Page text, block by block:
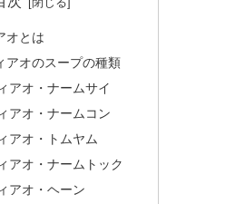
オとは
アオのスープの種類
アオ・ナームサイ
アオ・ナームコン
アオ・トムヤム
アオ・ナームトック
アオ・ヘーン